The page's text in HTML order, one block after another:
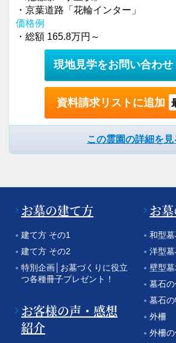
・京葉道路「花輪インター」
価格例
・総額 165.8万円～
現地見学をお問い合わせ
資料請求リストに追加
この霊園の詳細を見
お墓の建て方
建て方 その1
建て方 その2
特別企画│お墓づくりに役立
つ各種冊子プレゼント！
お客様の声・感想
紹介
お
和型
洋型
壁型
墓石
墓石
外柵
外柵